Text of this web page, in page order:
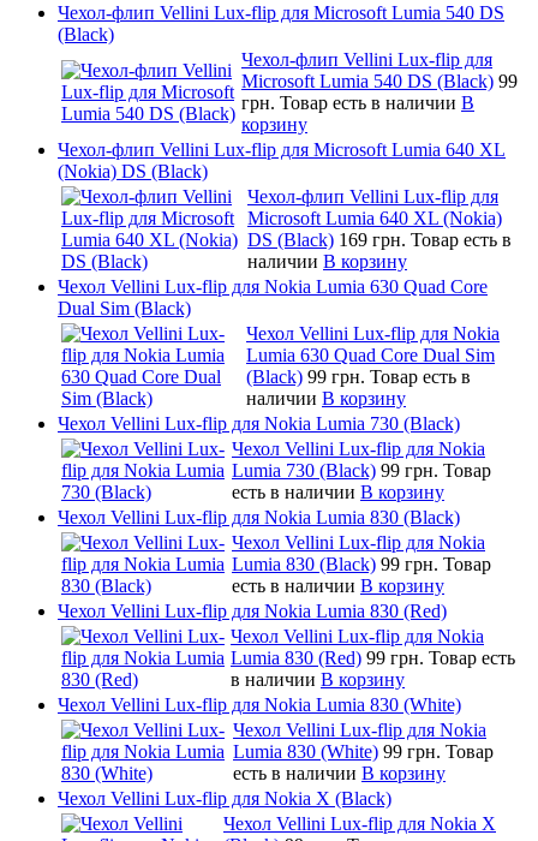
Чехол-флип Vellini Lux-flip для Microsoft Lumia 540 DS
(Black)
Чехол-флип Vellini Lux-flip для
Microsoft Lumia 540 DS (Black) 99
грн. Товар есть в наличии В
корзину
Чехол-флип Vellini Lux-flip для Microsoft Lumia 640 XL
(Nokia) DS (Black)
Чехол-флип Vellini Lux-flip для
Microsoft Lumia 640 XL (Nokia)
DS (Black) 169 грн. Товар есть в
наличии В корзину
Чехол Vellini Lux-flip для Nokia Lumia 630 Quad Core
Dual Sim (Black)
Чехол Vellini Lux-flip для Nokia
Lumia 630 Quad Core Dual Sim
(Black) 99 грн. Товар есть в
наличии В корзину
Чехол Vellini Lux-flip для Nokia Lumia 730 (Black)
Чехол Vellini Lux-flip для Nokia
Lumia 730 (Black) 99 грн. Товар
есть в наличии В корзину
Чехол Vellini Lux-flip для Nokia Lumia 830 (Black)
Чехол Vellini Lux-flip для Nokia
Lumia 830 (Black) 99 грн. Товар
есть в наличии В корзину
Чехол Vellini Lux-flip для Nokia Lumia 830 (Red)
Чехол Vellini Lux-flip для Nokia
Lumia 830 (Red) 99 грн. Товар есть
в наличии В корзину
Чехол Vellini Lux-flip для Nokia Lumia 830 (White)
Чехол Vellini Lux-flip для Nokia
Lumia 830 (White) 99 грн. Товар
есть в наличии В корзину
Чехол Vellini Lux-flip для Nokia X (Black)
Чехол Vellini Lux-flip для Nokia X